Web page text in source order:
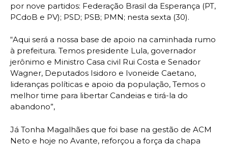
por nove partidos: Federação Brasil da Esperança (PT,
PCdoB e PV); PSD; PSB; PMN; nesta sexta (30).
“Aqui será a nossa base de apoio na caminhada rumo
à prefeitura. Temos presidente Lula, governador
jerônimo e Ministro Casa civil Rui Costa e Senador
Wagner, Deputados Isidoro e Ivoneide Caetano,
lideranças políticas e apoio da população, Temos o
melhor time para libertar Candeias e tirá-la do
abandono”,
Já Tonha Magalhães que foi base na gestão de ACM
Neto e hoje no Avante, reforçou a força da chapa